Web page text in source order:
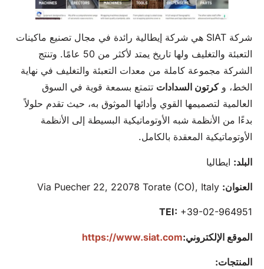
شركة SIAT هي شركة إيطالية رائدة في مجال تصنيع ماكينات
التعبئة والتغليف ولها تاريخ يمتد لأكثر من 50 عامًا. وتنتج
الشركة مجموعة كاملة من معدات التعبئة والتغليف في نهاية
الخط، وكرتون السدادات تتمتع بسمعة قوية في السوق
العالمية لتصميمها القوي وأدائها الموثوق به، حيث تقدم حلولاً
بدءًا من الأنظمة شبه الأوتوماتيكية البسيطة إلى الأنظمة
الأوتوماتيكية المعقدة بالكامل.
البلد: ايطاليا
العنوان:
TEI: +39-02-964951
الموقع الإلكتروني:https://www.siat.com
المنتجات: